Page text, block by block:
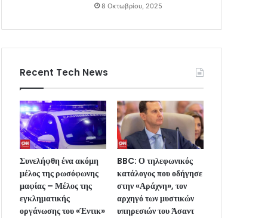
8 Οκτωβρίου, 2025
Recent Tech News
Συνελήφθη ένα ακόμη
μέλος της ρωσόφωνης
μαφίας – Μέλος της
εγκληματικής
οργάνωσης του «Έντικ»
BBC: Ο τηλεφωνικός
κατάλογος που οδήγησε
στην «Αράχνη», τον
αρχηγό των μυστικών
υπηρεσιών του Άσαντ